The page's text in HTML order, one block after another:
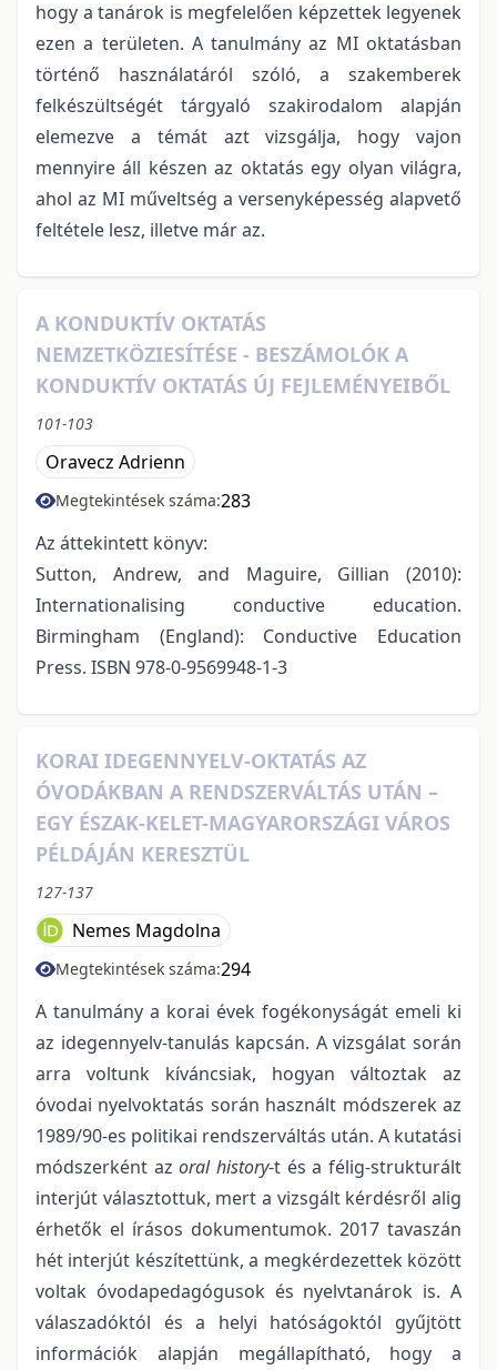
hogy a tanárok is megfelelően képzettek legyenek
ezen a területen. A tanulmány az MI oktatásban
történő használatáról szóló, a szakemberek
felkészültségét tárgyaló szakirodalom alapján
elemezve a témát azt vizsgálja, hogy vajon
mennyire áll készen az oktatás egy olyan világra,
ahol az MI műveltség a versenyképesség alapvető
feltétele lesz, illetve már az.
A KONDUKTÍV OKTATÁS
NEMZETKÖZIESÍTÉSE - BESZÁMOLÓK A
KONDUKTÍV OKTATÁS ÚJ FEJLEMÉNYEIBŐL
101-103
Oravecz Adrienn
Megtekintések száma:283
Az áttekintett könyv:
Sutton, Andrew, and Maguire, Gillian (2010):
Internationalising conductive education.
Birmingham (England): Conductive Education
Press. ISBN 978-0-9569948-1-3
KORAI IDEGENNYELV-OKTATÁS AZ
ÓVODÁKBAN A RENDSZERVÁLTÁS UTÁN –
EGY ÉSZAK-KELET-MAGYARORSZÁGI VÁROS
PÉLDÁJÁN KERESZTÜL
127-137
Nemes Magdolna
Megtekintések száma:294
A tanulmány a korai évek fogékonyságát emeli ki
az idegennyelv-tanulás kapcsán. A vizsgálat során
arra voltunk kíváncsiak, hogyan változtak az
óvodai nyelvoktatás során használt módszerek az
1989/90-es politikai rendszerváltás után. A kutatási
módszerként azoral history-t és a félig-strukturált
interjút választottuk, mert a vizsgált kérdésről alig
érhetők el írásos dokumentumok. 2017 tavaszán
hét interjút készítettünk, a megkérdezettek között
voltak óvodapedagógusok és nyelvtanárok is. A
válaszadóktól és a helyi hatóságoktól gyűjtött
információk alapján megállapítható, hogy a